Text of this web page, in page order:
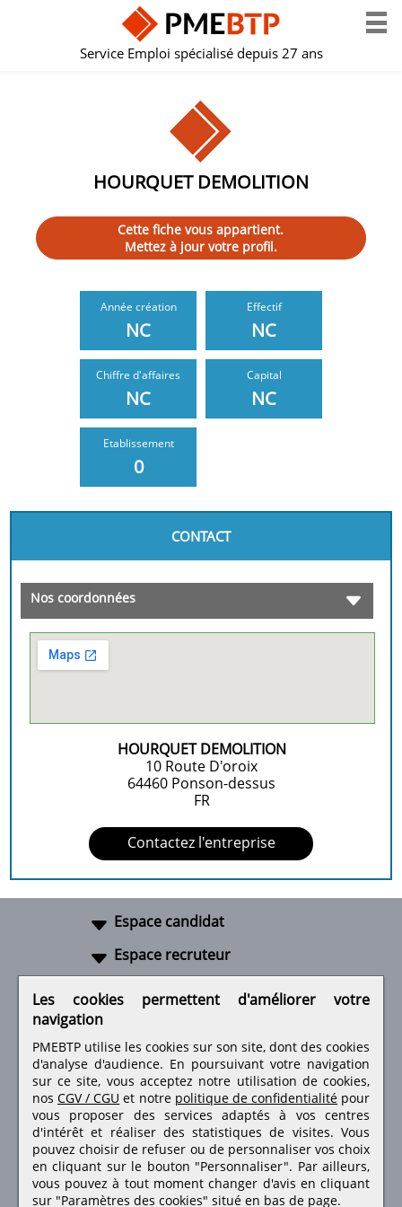
Service Emploi spécialisé depuis 27 ans
HOURQUET DEMOLITION
Cette fiche vous appartient.
Mettez à jour votre profil.
Année création
NC
Effectif
NC
Chiffre d'affaires
NC
Capital
NC
Etablissement
0
CONTACT
Nos coordonnées
HOURQUET DEMOLITION
10 Route D'oroix
64460 Ponson-dessus
FR
Contactez l'entreprise
Espace candidat
Espace recruteur
Retrouvez-nous sur les réseaux sociaux
Les cookies permettent d'améliorer votre
navigation
PMEBTP utilise les cookies sur son site, dont des cookies
d'analyse d'audience. En poursuivant votre navigation
sur ce site, vous acceptez notre utilisation de cookies,
nos CGV / CGU et notre politique de confidentialité pour
vous proposer des services adaptés à vos centres
d'intérêt et réaliser des statistiques de visites.Vous
pouvez choisir de refuser ou de personnaliser vos choix
en cliquant sur le bouton "Personnaliser". Par ailleurs,
vous pouvez à tout moment changer d'avis en cliquant
sur "Paramètres des cookies" situé en bas de page.